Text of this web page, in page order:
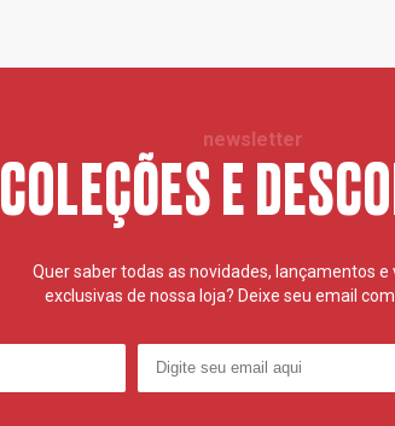
newsletter
COLEÇÕES E
Quer saber todas as novidades, lançamentos e
exclusivas de nossa loja? Deixe seu email